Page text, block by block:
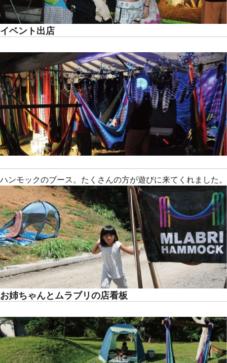
イベント出店
ハンモックのブース。たくさんの方が遊びに来てくれました。
お姉ちゃんとムラブリの店看板